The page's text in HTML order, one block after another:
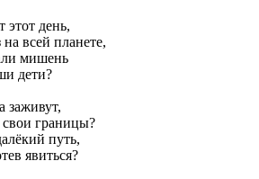
этот день,
всей планете,
мишень
дети?
заживут,
границы?
путь,
явиться?